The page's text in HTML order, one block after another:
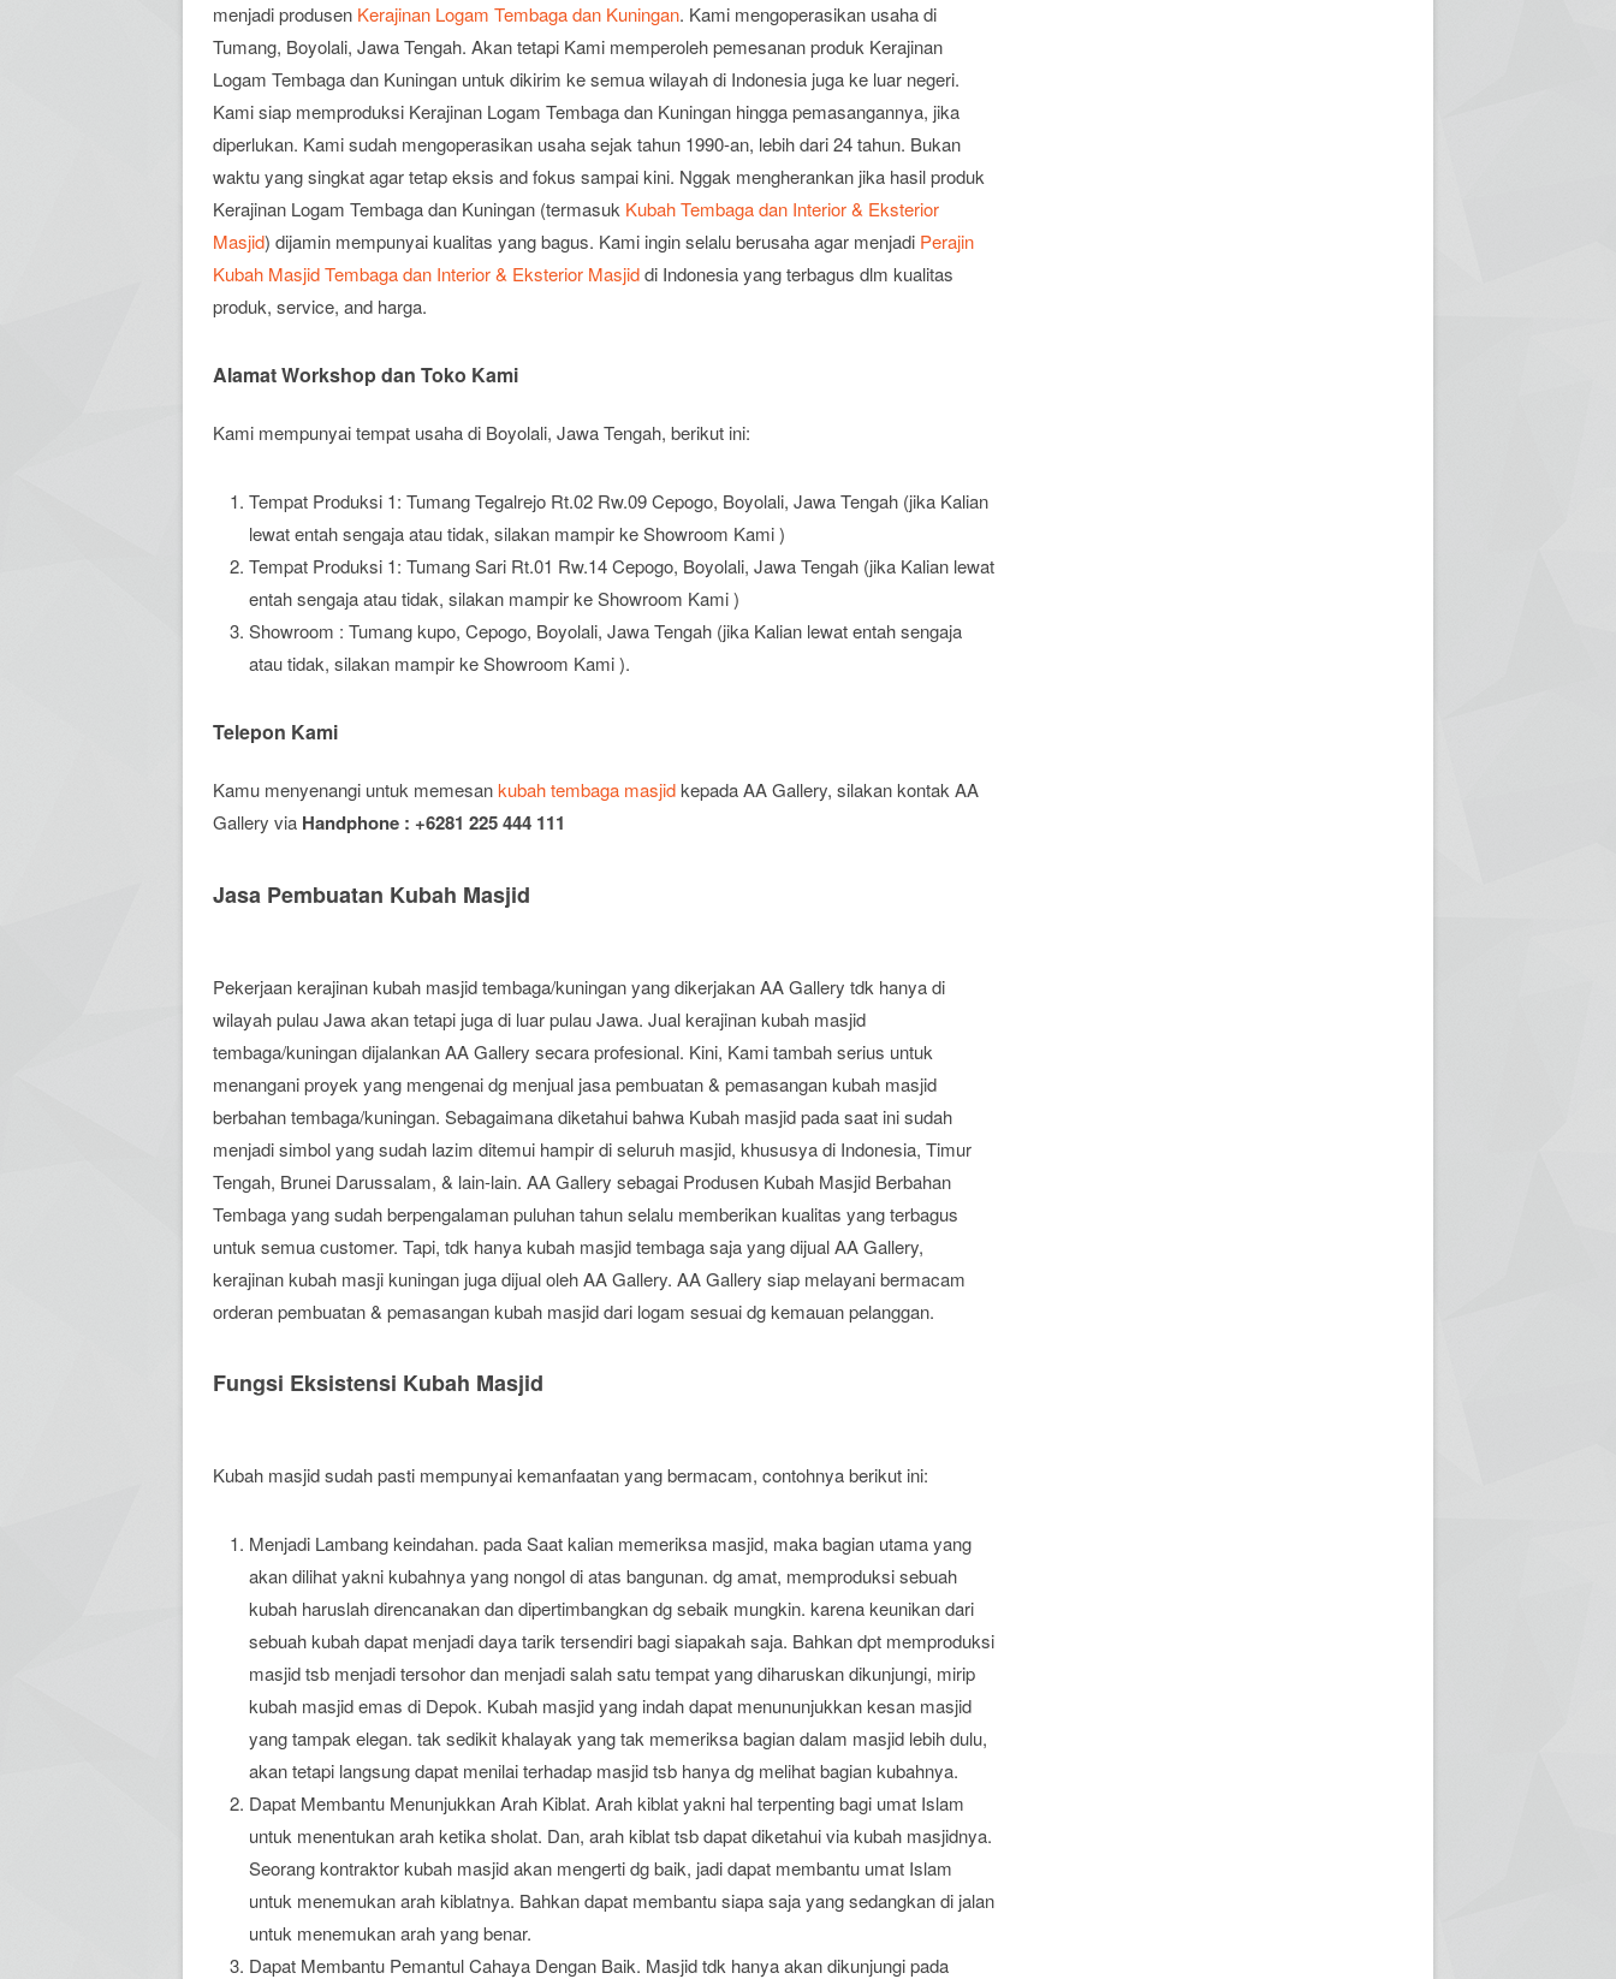
menjadi produsen Kerajinan Logam Tembaga dan Kuningan. Kami mengoperasikan usaha di
Tumang, Boyolali, Jawa Tengah. Akan tetapi Kami memperoleh pemesanan produk Kerajinan
Logam Tembaga dan Kuningan untuk dikirim ke semua wilayah di Indonesia juga ke luar negeri.
Kami siap memproduksi Kerajinan Logam Tembaga dan Kuningan hingga pemasangannya, jika
diperlukan. Kami sudah mengoperasikan usaha sejak tahun 1990-an, lebih dari 24 tahun. Bukan
waktu yang singkat agar tetap eksis and fokus sampai kini. Nggak mengherankan jika hasil produk
Kerajinan Logam Tembaga dan Kuningan (termasuk Kubah Tembaga dan Interior & Eksterior
Masjid) dijamin mempunyai kualitas yang bagus. Kami ingin selalu berusaha agar menjadi Perajin
Kubah Masjid Tembaga dan Interior & Eksterior Masjiddi Indonesia yang terbagus dlm kualitas
produk, service, and harga.
Alamat Workshop dan Toko Kami
Kami mempunyai tempat usaha di Boyolali, Jawa Tengah, berikut ini:
Tempat Produksi 1: Tumang Tegalrejo Rt.02 Rw.09 Cepogo, Boyolali, Jawa Tengah (jika Kalian
lewat entah sengaja atau tidak, silakan mampir ke Showroom Kami )
Tempat Produksi 1: Tumang Sari Rt.01 Rw.14 Cepogo, Boyolali, Jawa Tengah (jika Kalian lewat
entah sengaja atau tidak, silakan mampir ke Showroom Kami )
Showroom : Tumang kupo, Cepogo, Boyolali, Jawa Tengah (jika Kalian lewat entah sengaja
atau tidak, silakan mampir ke Showroom Kami ).
Telepon Kami
Kamu menyenangi untuk memesankubah tembaga masjidkepada AA Gallery, silakan kontak AA
Gallery via Handphone : +6281 225 444 111
Jasa Pembuatan Kubah Masjid
Pekerjaan kerajinan kubah masjid tembaga/kuningan yang dikerjakan AA Gallery tdk hanya di
wilayah pulau Jawa akan tetapi juga di luar pulau Jawa. Jual kerajinan kubah masjid
tembaga/kuningan dijalankan AA Gallery secara profesional. Kini, Kami tambah serius untuk
menangani proyek yang mengenai dg menjual jasa pembuatan & pemasangan kubah masjid
berbahan tembaga/kuningan. Sebagaimana diketahui bahwa Kubah masjid pada saat ini sudah
menjadi simbol yang sudah lazim ditemui hampir di seluruh masjid, khususya di Indonesia, Timur
Tengah, Brunei Darussalam, & lain-lain. AA Gallery sebagai Produsen Kubah Masjid Berbahan
Tembaga yang sudah berpengalaman puluhan tahun selalu memberikan kualitas yang terbagus
untuk semua customer. Tapi, tdk hanya kubah masjid tembaga saja yang dijual AA Gallery,
kerajinan kubah masji kuningan juga dijual oleh AA Gallery. AA Gallery siap melayani bermacam
orderan pembuatan & pemasangan kubah masjid dari logam sesuai dg kemauan pelanggan.
Fungsi Eksistensi Kubah Masjid
Kubah masjid sudah pasti mempunyai kemanfaatan yang bermacam, contohnya berikut ini:
Menjadi Lambang keindahan. pada Saat kalian memeriksa masjid, maka bagian utama yang
akan dilihat yakni kubahnya yang nongol di atas bangunan. dg amat, memproduksi sebuah
kubah haruslah direncanakan dan dipertimbangkan dg sebaik mungkin. karena keunikan dari
sebuah kubah dapat menjadi daya tarik tersendiri bagi siapakah saja. Bahkan dpt memproduksi
masjid tsb menjadi tersohor dan menjadi salah satu tempat yang diharuskan dikunjungi, mirip
kubah masjid emas di Depok. Kubah masjid yang indah dapat menununjukkan kesan masjid
yang tampak elegan. tak sedikit khalayak yang tak memeriksa bagian dalam masjid lebih dulu,
akan tetapi langsung dapat menilai terhadap masjid tsb hanya dg melihat bagian kubahnya.
Dapat Membantu Menunjukkan Arah Kiblat. Arah kiblat yakni hal terpenting bagi umat Islam
untuk menentukan arah ketika sholat. Dan, arah kiblat tsb dapat diketahui via kubah masjidnya.
Seorang kontraktor kubah masjid akan mengerti dg baik, jadi dapat membantu umat Islam
untuk menemukan arah kiblatnya. Bahkan dapat membantu siapa saja yang sedangkan di jalan
untuk menemukan arah yang benar.
Dapat Membantu Pemantul Cahaya Dengan Baik. Masjid tdk hanya akan dikunjungi pada